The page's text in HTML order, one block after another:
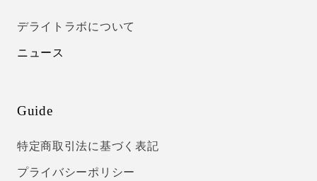
デライトラボについて
ニュース
Guide
特定商取引法に基づく表記
プライバシーポリシー